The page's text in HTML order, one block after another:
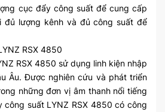
cục đẩy công suất để cung cấp
đủ lượng kênh và đủ công suất để
RSX 4850
RSX 4850 sử dụng linh kiện nhập
Âu. Được nghiên cứu và phát triển
những đơn vị âm thanh nổi tiếng
công suất LYNZ RSX 4850 có công